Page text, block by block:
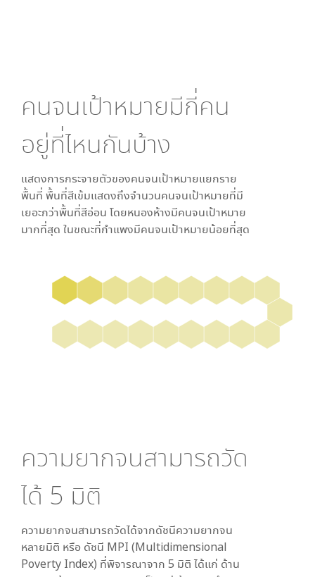
คนจนเป้าหมายมีกี่คน
อยู่ที่ไหนกันบ้าง
แสดงการกระจายตัวของคนจนเป้าหมายแยกราย
พื้นที่ พื้นที่สีเข้มแสดงถึงจำนวนคนจนเป้าหมายที่มี
เยอะกว่าพื้นที่สีอ่อน โดยหนองห้างมีคนจนเป้าหมาย
มากที่สุด ในขณะที่กำแพงมีคนจนเป้าหมายน้อยที่สุด
ความยากจนสามารถวัด
ได้ 5 มิติ
ความยากจนสามารถวัดได้จากดัชนีความยากจน
หลายมิติ หรือ ดัชนี MPI (Multidimensional
Poverty Index) ที่พิจารณาจาก 5 มิติ ได้แก่ ด้าน